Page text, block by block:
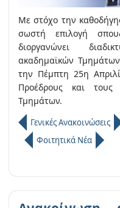
Με στόχο την
σωστή επιλογή
διοργανώνει
ακαδημαϊκών
την Πέμπτη 25η
Προέδρους και τους
Τμημάτων.
Γενικές Ανακοινώσεις
Φοιτητικά Νέα